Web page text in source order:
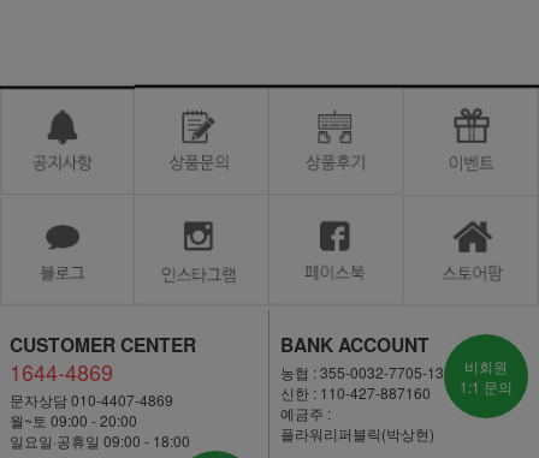
CUSTOMER CENTER
1644-4869
문자상담 010-4407-4869
월~토 09:00 - 20:00
일요일·공휴일 09:00 - 18:00
BANK ACCOUNT
농협 : 355-0032-7705-13
신한 : 110-427-887160
예금주 :
플라워리퍼블릭(박상현)
비회원
1:1 문의